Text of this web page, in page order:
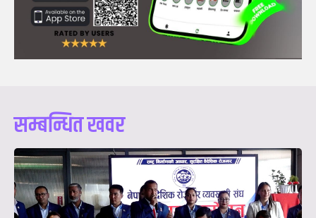
सम्बन्धित खवर